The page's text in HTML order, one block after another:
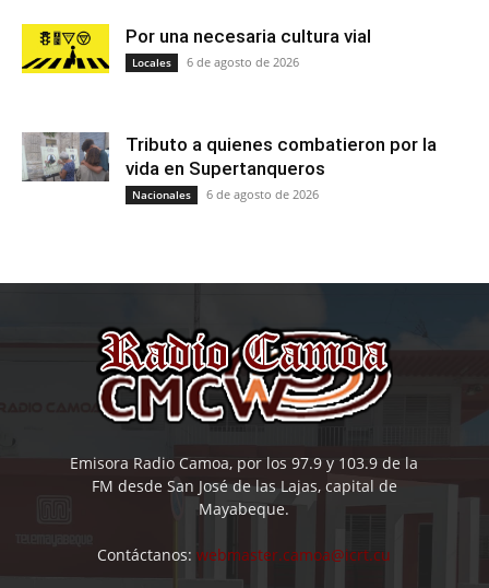
Por una necesaria cultura vial
Locales 6 de agosto de 2026
Tributo a quienes combatieron por la
vida en Supertanqueros
Nacionales 6 de agosto de 2026
Emisora Radio Camoa, por los 97.9 y 103.9 de la
FM desde San José de las Lajas, capital de
Mayabeque.
Contáctanos:webmaster.camoa@icrt.cu